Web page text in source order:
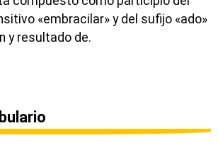
«embracilar» y del sufijo «ado»
y resultado de.